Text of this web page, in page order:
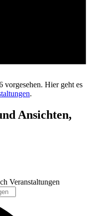
vorgesehen. Hier geht es
.
Ansichten,
Veranstaltungen